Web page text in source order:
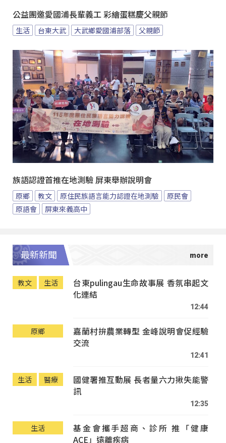
公益團邀愛國浦長輩義工 彩繪蛋糕慶父親節
生活 台東大武 大武鄉愛國浦部落 父親節
族語認證首推在地測驗 屏東舉辦說明會
原鄉 教文 原住民族語言能力認證在地測驗
原民會
原語會
屏東來義高中
最新新聞
教文 生活
台東pulingau生命故事展 香氛串起文
化連結
12:44
原鄉
嘉蘭村拚農業轉型 金峰說明會促經驗
交流
12:41
生活 醫療
國健署推互動展 長者量六力揪失能警
訊
12:35
生活
基金會攜手超商、診所 推「健康
ACE」遠離疾病